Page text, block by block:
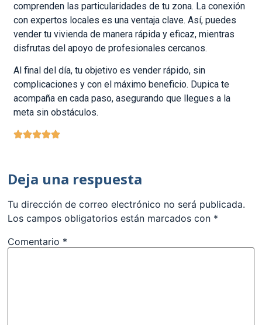
comprenden las particularidades de tu zona. La conexión
con expertos locales es una ventaja clave. Así, puedes
vender tu vivienda de manera rápida y eficaz, mientras
disfrutas del apoyo de profesionales cercanos.
Al final del día, tu objetivo es vender rápido, sin
complicaciones y con el máximo beneficio. Dupica te
acompaña en cada paso, asegurando que llegues a la
meta sin obstáculos.
Deja una respuesta
Tu dirección de correo electrónico no será publicada.
Los campos obligatorios están marcados con *
Comentario *